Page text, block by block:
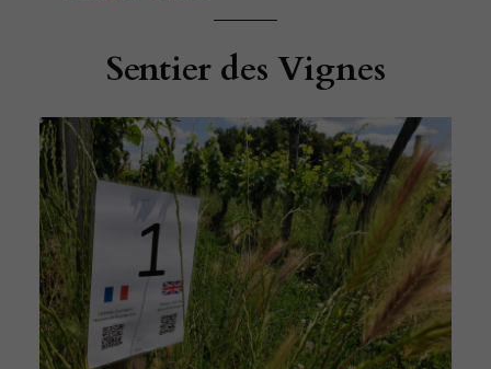
Sentier des Vignes